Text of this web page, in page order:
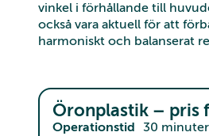
vinkel i förhållande till
också vara aktuell för att
harmoniskt och balanserat
Öronplastik – pris
Operationstid
30